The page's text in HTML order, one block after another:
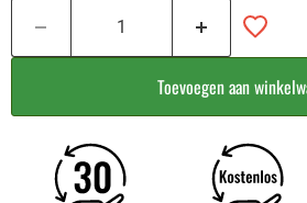
Toevoegen aan